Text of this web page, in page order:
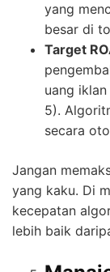
yang
besar di
Target
uang
5).
secara
Jangan
yang kaku. Di
kecepatan
lebih baik